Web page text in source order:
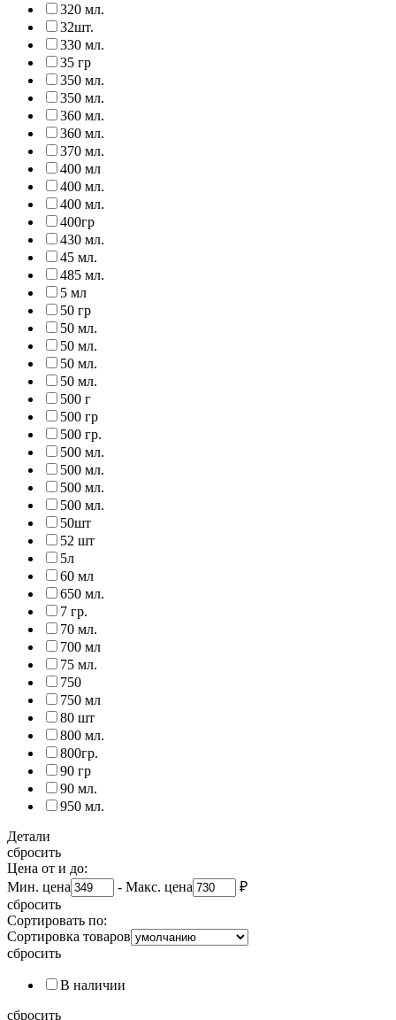
320 мл.
32шт.
330 мл.
35 гр
350 мл.
350 мл.
360 мл.
360 мл.
370 мл.
400 мл
400 мл.
400 мл.
400гр
430 мл.
45 мл.
485 мл.
5 мл
50 гр
50 мл.
50 мл.
50 мл.
50 мл.
500 г
500 гр
500 гр.
500 мл.
500 мл.
500 мл.
500 мл.
50шт
52 шт
5л
60 мл
650 мл.
7 гр.
70 мл.
700 мл
75 мл.
750
750 мл
80 шт
800 мл.
800гр.
90 гр
90 мл.
950 мл.
Детали
сбросить
Цена от и до:
Мин. цена
- Макс. цена
₽
сбросить
Сортировать по:
Сортировка товаров
сбросить
В наличии
сбросить